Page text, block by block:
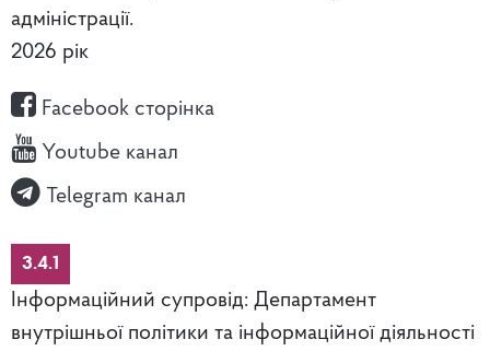
адміністрації.
2026 рік
Facebook сторінка
Youtube канал
Telegram канал
3.4.1
Інформаційний супровід: Департамент
внутрішньої політики та інформаційної діяльності